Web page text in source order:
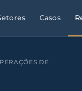
Casos
DE